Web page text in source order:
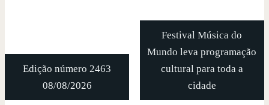
Edição número 2463
08/08/2026
Festival Música do
Mundo leva programação
cultural para toda a
cidade